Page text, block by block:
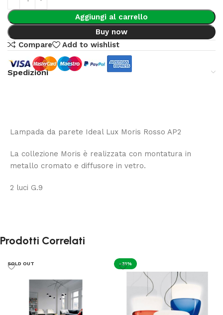
Aggiungi al carrello
Buy now
Compare
Add to wishlist
Spedizioni
Lampada da parete Ideal Lux Moris Rosso AP2
La collezione Moris è realizzata con montatura in
metallo cromato e diffusore in vetro.
2 luci G.9
Prodotti Correlati
SOLD OUT -31%